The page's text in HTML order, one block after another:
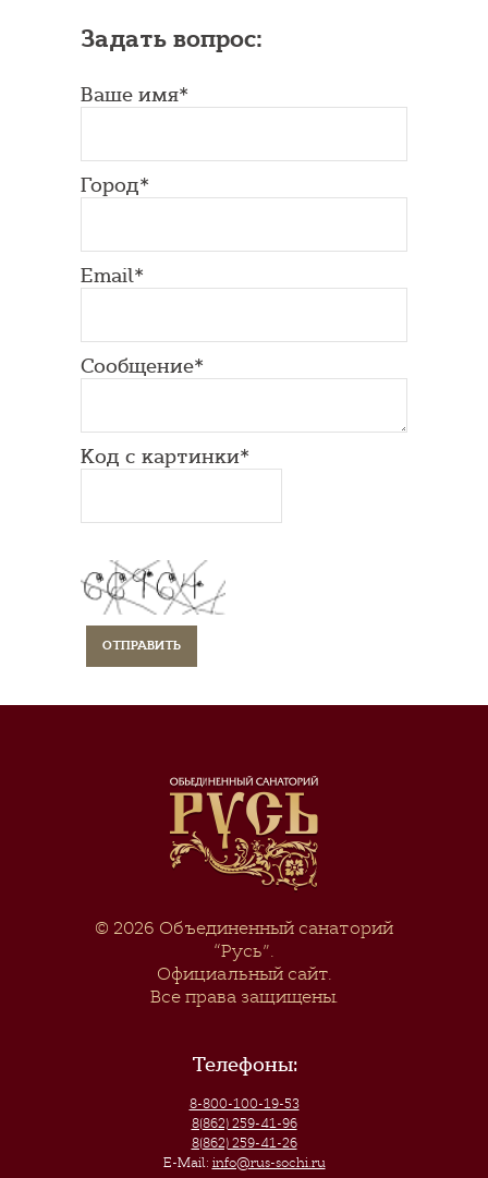
Задать вопрос:
Ваше имя*
Город*
Email*
Сообщение*
Код с картинки*
© 2026 Объединенный санаторий
“Русь”.
Официальный сайт.
Все права защищены.
Телефоны:
8-800-100-19-53
8(862) 259-41-96
8(862) 259-41-26
E-Mail: info@rus-sochi.ru